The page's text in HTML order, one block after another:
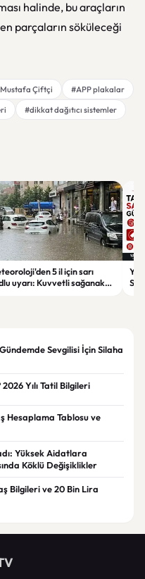
halinde, bu araçların
parçaların söküleceği
Çiftçi
#APP plakalar
#dikkat dağıtıcı sistemler
5 il için sarı
uyarı: Kuvvetli sağanak
Sevgilisi İçin Silaha
Yılı Tatil Bilgileri
Hesaplama Tablosu ve
Yüksek Aidatlara
Köklü Değişiklikler
Bilgileri ve 20 Bin Lira